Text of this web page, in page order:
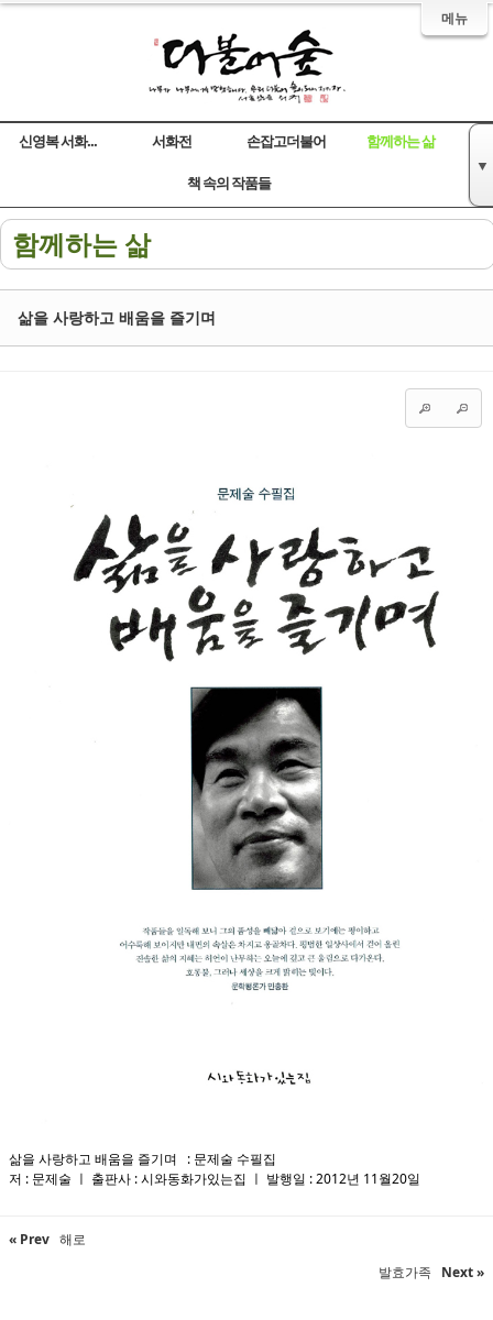
메뉴
신영복 서화... 서화전 손잡고더불어 함께하는 삶
책 속의 작품들
▼
함께하는 삶
삶을 사랑하고 배움을 즐기며
삶을 사랑하고 배움을 즐기며 : 문제술 수필집
저 : 문제술 ㅣ 출판사 : 시와동화가있는집 ㅣ 발행일 : 2012년 11월20일
« Prev 해로
발효가족
Next »
Sketchbook5, 스케치북5
Sketchbook5, 스케치북5
Sketchbook5, 스케치북5
Sketchbook5, 스케치북5